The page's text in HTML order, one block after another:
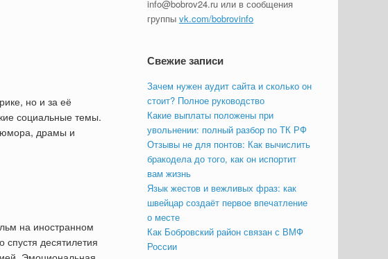
но и за её
социальные темы.
юмора, драмы и
на иностранном
спустя десятилетия
info@bobrov24.ru или в сообщения
группы vk.com/bobrovinfo
Свежие записи
Зачем нужен аудит сайта и сколько он
стоит? Полное руководство
Какие выплаты положены при
увольнении: полный разбор по ТК РФ
Отзывы не для понтов: Как вычислить
бракодела до того, как он испортит
вам жизнь
Язык жестов и вежливых фраз: как
швейцар создаёт первое впечатление
о месте
Как Бобровский район связан с ВМФ
России